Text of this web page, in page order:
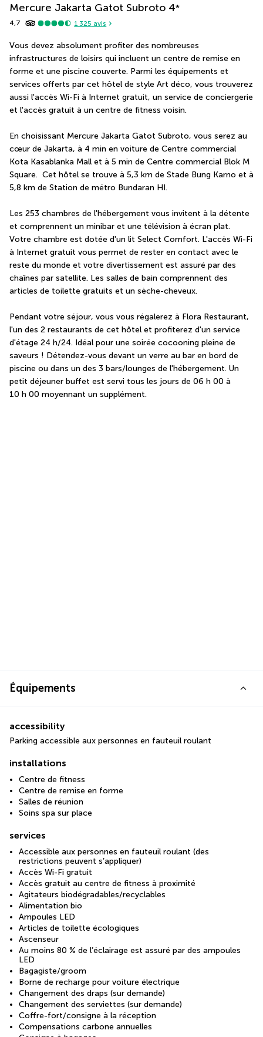
Mercure Jakarta Gatot Subroto 4*
4,7 1 325 avis
Vous devez absolument profiter des nombreuses
infrastructures de loisirs qui incluent un centre de remise en
forme et une piscine couverte. Parmi les équipements et
services offerts par cet hôtel de style Art déco, vous trouverez
aussi l'accès Wi-Fi à Internet gratuit, un service de conciergerie
et l'accès gratuit à un centre de fitness voisin.
En choisissant Mercure Jakarta Gatot Subroto, vous serez au
cœur de Jakarta, à 4 min en voiture de Centre commercial
Kota Kasablanka Mall et à 5 min de Centre commercial Blok M
Square.  Cet hôtel se trouve à 5,3 km de Stade Bung Karno et à
5,8 km de Station de métro Bundaran HI.
Les 253 chambres de l'hébergement vous invitent à la détente
et comprennent un minibar et une télévision à écran plat.
Votre chambre est dotée d'un lit Select Comfort. L'accès Wi-Fi
à Internet gratuit vous permet de rester en contact avec le
reste du monde et votre divertissement est assuré par des
chaînes par satellite. Les salles de bain comprennent des
articles de toilette gratuits et un sèche-cheveux.
Pendant votre séjour, vous vous régalerez à Flora Restaurant,
l'un des 2 restaurants de cet hôtel et profiterez d'un service
d'étage 24 h/24. Idéal pour une soirée cocooning pleine de
saveurs ! Détendez-vous devant un verre au bar en bord de
piscine ou dans un des 3 bars/lounges de l'hébergement. Un
petit déjeuner buffet est servi tous les jours de 06 h 00 à
10 h 00 moyennant un supplément.
Équipements
accessibility
Parking accessible aux personnes en fauteuil roulant
installations
Centre de fitness
Centre de remise en forme
Salles de réunion
Soins spa sur place
services
Accessible aux personnes en fauteuil roulant (des
restrictions peuvent s’appliquer)
Accès Wi-Fi gratuit
Accès gratuit au centre de fitness à proximité
Agitateurs biodégradables/recyclables
Alimentation bio
Ampoules LED
Articles de toilette écologiques
Ascenseur
Au moins 80 % de l’éclairage est assuré par des ampoules
LED
Bagagiste/groom
Borne de recharge pour voiture électrique
Changement des draps (sur demande)
Changement des serviettes (sur demande)
Coffre-fort/consigne à la réception
Compensations carbone annuelles